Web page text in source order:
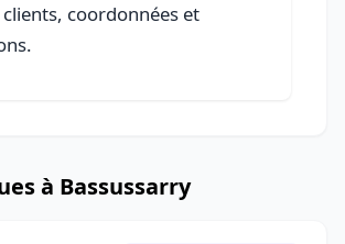
clients, coordonnées et
à Bassussarry